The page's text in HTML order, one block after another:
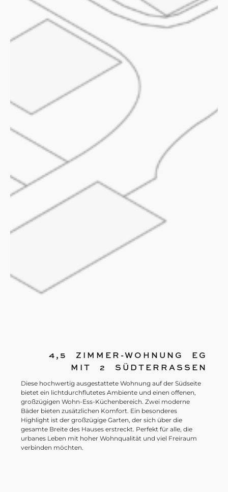
4,5 ZIMMER-WOHNUNG EG
MIT 2 SÜDTERRASSEN
Diese hochwertig ausgestattete Wohnung auf der Südseite
bietet ein lichtdurchflutetes Ambiente und einen offenen,
großzügigen Wohn-Ess-Küchenbereich. Zwei moderne
Bäder bieten zusätzlichen Komfort. Ein besonderes
Highlight ist der großzügige Garten, der sich über die
gesamte Breite des Hauses erstreckt. Perfekt für alle, die
urbanes Leben mit hoher Wohnqualität und viel Freiraum
verbinden möchten.